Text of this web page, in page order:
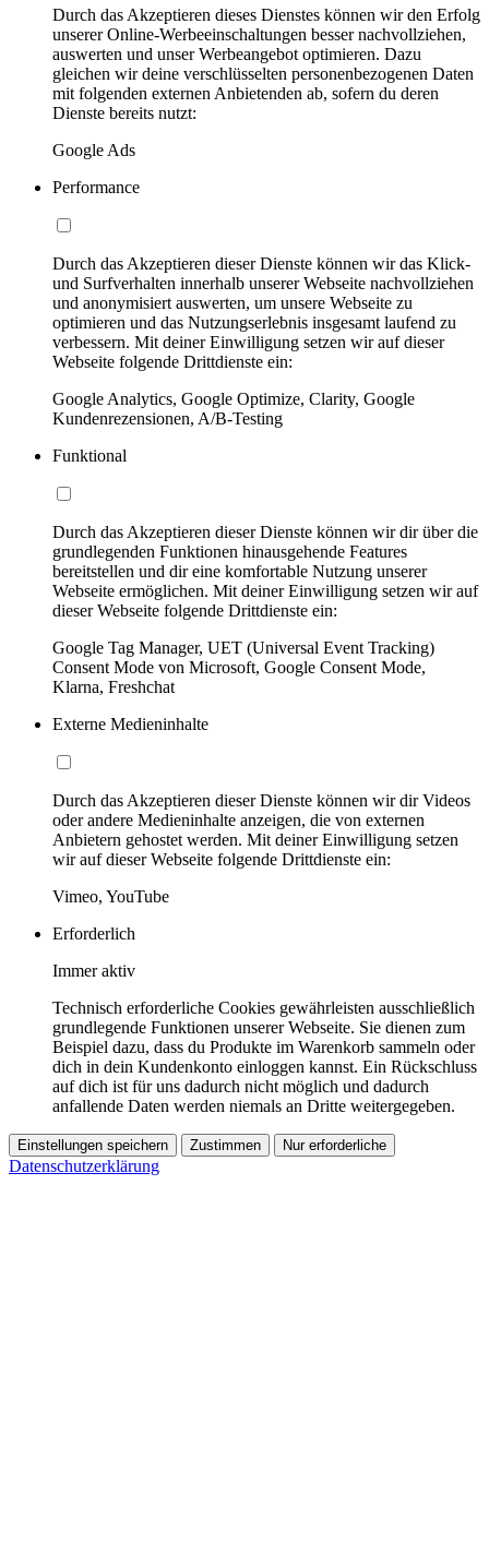
Durch das Akzeptieren dieses Dienstes können wir den Erfolg
unserer Online-Werbeeinschaltungen besser nachvollziehen,
auswerten und unser Werbeangebot optimieren. Dazu
gleichen wir deine verschlüsselten personenbezogenen Daten
mit folgenden externen Anbietenden ab, sofern du deren
Dienste bereits nutzt:
Google Ads
Performance
Durch das Akzeptieren dieser Dienste können wir das Klick-
und Surfverhalten innerhalb unserer Webseite nachvollziehen
und anonymisiert auswerten, um unsere Webseite zu
optimieren und das Nutzungserlebnis insgesamt laufend zu
verbessern. Mit deiner Einwilligung setzen wir auf dieser
Webseite folgende Drittdienste ein:
Google Analytics, Google Optimize, Clarity, Google
Kundenrezensionen, A/B-Testing
Funktional
Durch das Akzeptieren dieser Dienste können wir dir über die
grundlegenden Funktionen hinausgehende Features
bereitstellen und dir eine komfortable Nutzung unserer
Webseite ermöglichen. Mit deiner Einwilligung setzen wir auf
dieser Webseite folgende Drittdienste ein:
Google Tag Manager, UET (Universal Event Tracking)
Consent Mode von Microsoft, Google Consent Mode,
Klarna, Freshchat
Externe Medieninhalte
Durch das Akzeptieren dieser Dienste können wir dir Videos
oder andere Medieninhalte anzeigen, die von externen
Anbietern gehostet werden. Mit deiner Einwilligung setzen
wir auf dieser Webseite folgende Drittdienste ein:
Vimeo, YouTube
Erforderlich
Immer aktiv
Technisch erforderliche Cookies gewährleisten ausschließlich
grundlegende Funktionen unserer Webseite. Sie dienen zum
Beispiel dazu, dass du Produkte im Warenkorb sammeln oder
dich in dein Kundenkonto einloggen kannst. Ein Rückschluss
auf dich ist für uns dadurch nicht möglich und dadurch
anfallende Daten werden niemals an Dritte weitergegeben.
Einstellungen speichern Zustimmen Nur erforderliche
Datenschutzerklärung